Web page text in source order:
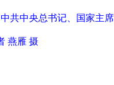
共中央总书记、国家主
燕雁 摄